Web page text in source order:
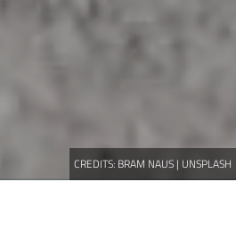
CREDITS: BRAM NAUS | UNSPLASH